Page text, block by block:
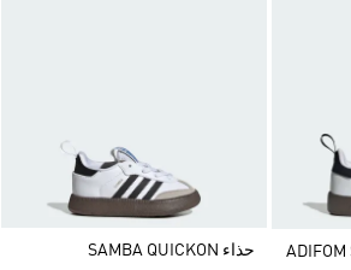
حذاء SAMBA QUICKON